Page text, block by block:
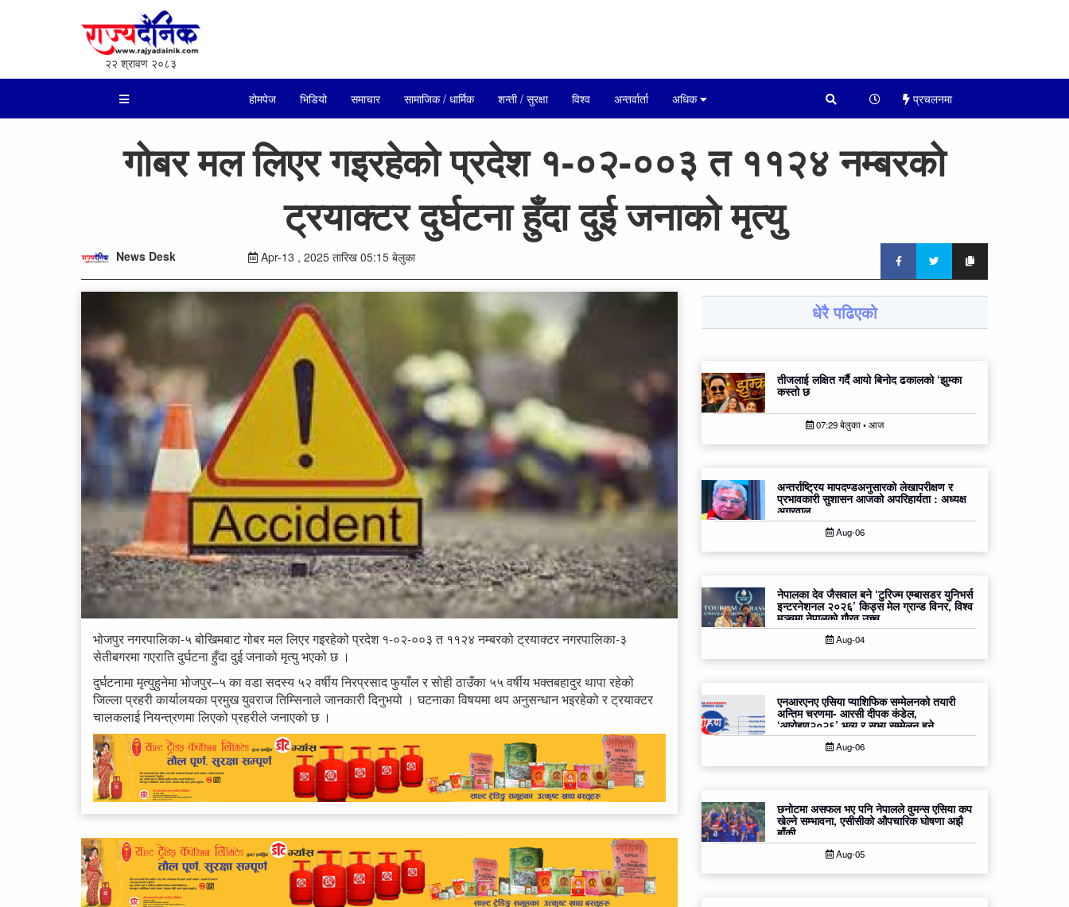
२२ श्रावण २०८३
होमपेज भिडियो समाचार सामाजिक / धार्मिक शन्ती / सुरक्षा विश्व अन्तर्वार्ता अधिक प्रचलनमा
गोबर मल लिएर गइरहेको प्रदेश १-०२-००३ त ११२४ नम्बरको
ट्रयाक्टर दुर्घटना हुँदा दुई जनाको मृत्यु
News Desk Apr-13 , 2025 तारिख 05:15 बेलुका
भोजपुर नगरपालिका-५ बोखिमबाट गोबर मल लिएर गइरहेको प्रदेश १-०२-००३ त ११२४ नम्बरको ट्रयाक्टर नगरपालिका-३
सेतीबगरमा गएराति दुर्घटना हुँदा दुई जनाको मृत्यु भएको छ ।
दुर्घटनामा मृत्युहुनेमा भोजपुर–५ का वडा सदस्य ५२ वर्षीय निरप्रसाद फुयाँल र सोही ठाउँका ५५ वर्षीय भक्तबहादुर थापा रहेको
जिल्ला प्रहरी कार्यालयका प्रमुख युवराज तिम्सिनाले जानकारी दिनुभयो । घटनाका विषयमा थप अनुसन्धान भइरहेको र ट्रयाक्टर
चालकलाई नियन्त्रणमा लिएको प्रहरीले जनाएको छ ।
धेरै पढिएको
तीजलाई लक्षित गर्दै आयो बिनोद ढकालको ‘झुम्का
कस्तो छ
07:29 बेलुका • आज
अन्तर्राष्ट्रिय मापदण्डअनुसारको लेखापरीक्षण र
प्रभावकारी सुशासन आजको अपरिहार्यता : अध्यक्ष
अग्रवाल
Aug-06
नेपालका देव जैसवाल बने ‘टुरिज्म एम्बासडर युनिभर्स
इन्टरनेशनल २०२६’ किड्स मेल ग्रान्ड विनर, विश्व
मञ्चमा नेपालको गौरव उच्च
Aug-04
एनआरएनए एसिया प्याशिफिक सम्मेलनको तयारी
अन्तिम चरणमा- आरसी दीपक कंडेल,
‘आरोहण२०२६’ भव्य र सभ्य सम्मेलन हुने
Aug-06
छनोटमा असफल भए पनि नेपालले वुमन्स एसिया कप
खेल्ने सम्भावना, एसीसीको औपचारिक घोषणा अझै
बाँकी
Aug-05